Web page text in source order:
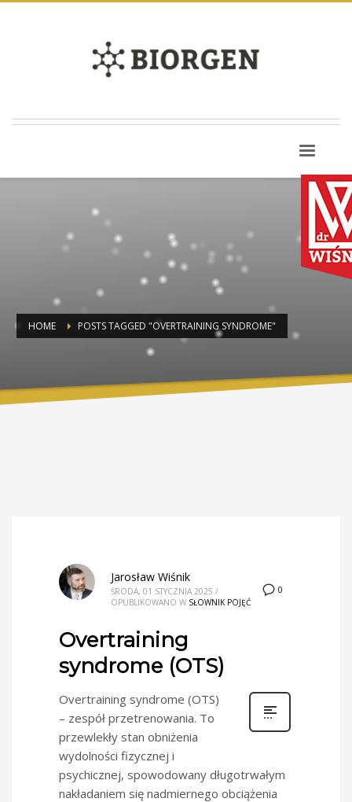
HOME POSTS TAGGED "OVERTRAINING SYNDROME"
0
Jarosław Wiśnik
ŚRODA, 01 STYCZNIA 2025 /
OPUBLIKOWANO W SŁOWNIK POJĘĆ
Overtraining
syndrome (OTS)
Overtraining syndrome (OTS)
– zespół przetrenowania. To
przewlekły stan obniżenia
wydolności fizycznej i
psychicznej, spowodowany długotrwałym
nakładaniem się nadmiernego obciążenia